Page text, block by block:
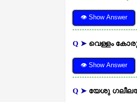
👁 Show Answer
Q ➤ വെള്ളം
👁 Show Answer
Q ➤ യേശു